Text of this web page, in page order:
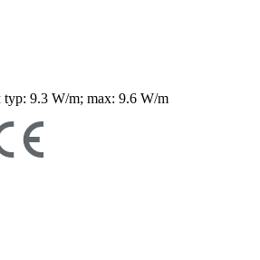
typ: 9.3 W/m; max: 9.6 W/m